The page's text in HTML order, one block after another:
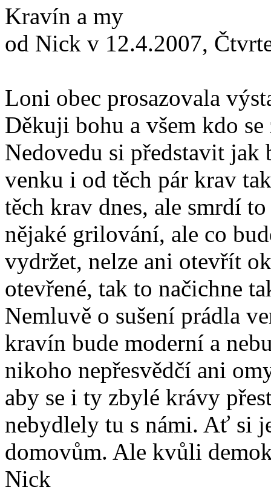
Kravín a my
od Nick v 12.4.2007,
Loni obec prosazovala
Děkuji bohu a všem kdo
Nedovedu si představit
venku i od těch pár krav
těch krav dnes, ale smrdí
nějaké grilování, ale co
vydržet, nelze ani otevřít
otevřené, tak to načichne
Nemluvě o sušení prádla
kravín bude moderní a
nikoho nepřesvědčí ani
aby se i ty zbylé krávy
nebydlely tu s námi. Ať si
domovům. Ale kvůli
Nick